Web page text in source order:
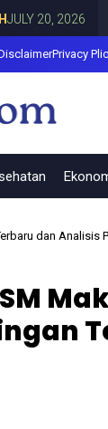
2026 Fokus
Privacy
dan Analisis